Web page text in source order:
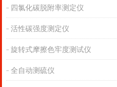
四氯化碳脱附率测定仪
活性碳强度测定仪
旋转式摩擦色牢度测试仪
全自动测硫仪